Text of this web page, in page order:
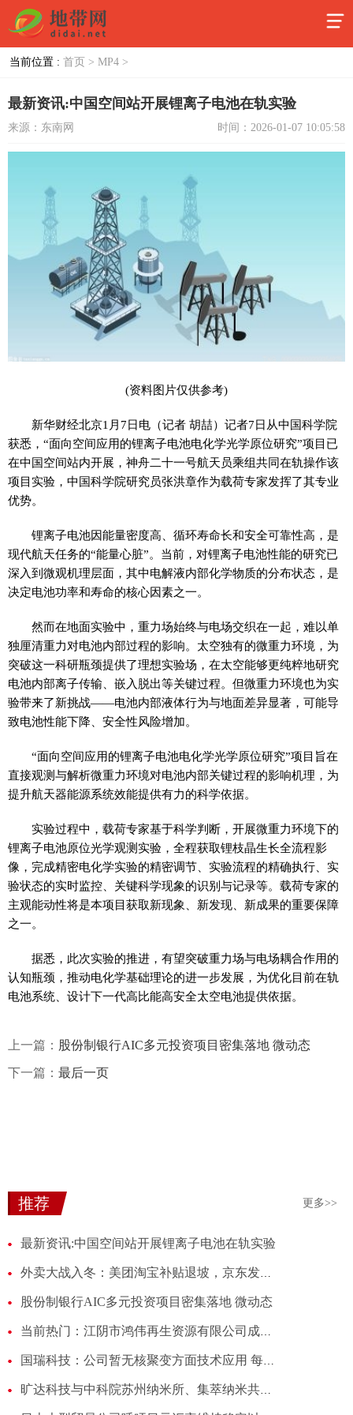
当前位置 : 首页 > MP4 >
最新资讯:中国空间站开展锂离子电池在轨实验
来源：东南网 时间：2026-01-07 10:05:58
(资料图片仅供参考)
新华财经北京1月7日电（记者 胡喆）记者7日从中国科学院
获悉，“面向空间应用的锂离子电池电化学光学原位研究”项目已
在中国空间站内开展，神舟二十一号航天员乘组共同在轨操作该
项目实验，中国科学院研究员张洪章作为载荷专家发挥了其专业
优势。
锂离子电池因能量密度高、循环寿命长和安全可靠性高，是
现代航天任务的“能量心脏”。当前，对锂离子电池性能的研究已
深入到微观机理层面，其中电解液内部化学物质的分布状态，是
决定电池功率和寿命的核心因素之一。
然而在地面实验中，重力场始终与电场交织在一起，难以单
独厘清重力对电池内部过程的影响。太空独有的微重力环境，为
突破这一科研瓶颈提供了理想实验场，在太空能够更纯粹地研究
电池内部离子传输、嵌入脱出等关键过程。但微重力环境也为实
验带来了新挑战——电池内部液体行为与地面差异显著，可能导
致电池性能下降、安全性风险增加。
“面向空间应用的锂离子电池电化学光学原位研究”项目旨在
直接观测与解析微重力环境对电池内部关键过程的影响机理，为
提升航天器能源系统效能提供有力的科学依据。
实验过程中，载荷专家基于科学判断，开展微重力环境下的
锂离子电池原位光学观测实验，全程获取锂枝晶生长全流程影
像，完成精密电化学实验的精密调节、实验流程的精确执行、实
验状态的实时监控、关键科学现象的识别与记录等。载荷专家的
主观能动性将是本项目获取新现象、新发现、新成果的重要保障
之一。
据悉，此次实验的推进，有望突破重力场与电场耦合作用的
认知瓶颈，推动电化学基础理论的进一步发展，为优化目前在轨
电池系统、设计下一代高比能高安全太空电池提供依据。
上一篇： 股份制银行AIC多元投资项目密集落地 微动态
下一篇： 最后一页
推荐 更多>>
最新资讯:中国空间站开展锂离子电池在轨实验
外卖大战入冬：美团淘宝补贴退坡，京东发起区域暗战 微速讯
股份制银行AIC多元投资项目密集落地 微动态
当前热门：江阴市鸿伟再生资源有限公司成立 注册资本5万人民币
国瑞科技：公司暂无核聚变方面技术应用 每日资讯
旷达科技与中科院苏州纳米所、集萃纳米共建联合实验室 拓展纳米柔性智能电子材料新赛道